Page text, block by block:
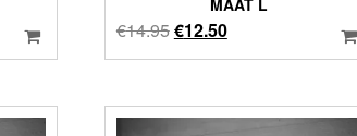
MAAT L
€14.95Oorspronkelijke
prijs
€14.95.
€12.50Huidige
prijs
€12.50.